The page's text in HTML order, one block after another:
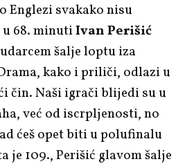
Englezi svakako nisu
68. minutiIvan Perišić
šalje loptu iza
kako i priliči, odlazi u
čin. Naši igrači blijedi su u
već od iscrpljenosti, no
ćeš opet biti u polufinalu
je 109., Perišić glavom šalje